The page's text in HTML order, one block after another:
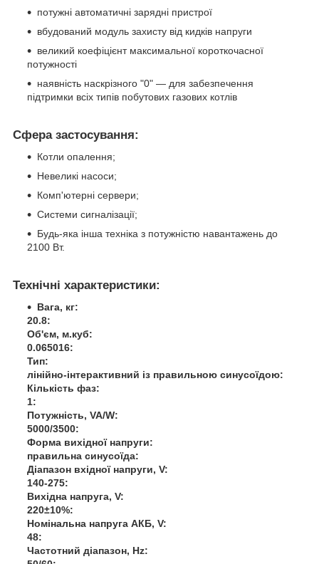
потужні автоматичні зарядні пристрої
вбудований модуль захисту від кидків напруги
великий коефіцієнт максимальної короткочасної
потужності
наявність наскрізного "0" — для забезпечення
підтримки всіх типів побутових газових котлів
Сфера застосування:
Котли опалення;
Невеликі насоси;
Комп'ютерні сервери;
Системи сигналізації;
Будь-яка інша техніка з потужністю навантажень до
2100 Вт.
Технічні характеристики:
Вага, кг:
20.8:
Об'єм, м.куб:
0.065016:
Тип:
лінійно-інтерактивний із правильною синусоїдою:
Кількість фаз:
1:
Потужність, VA/W:
5000/3500:
Форма вихідної напруги:
правильна синусоїда:
Діапазон вхідної напруги, V:
140-275:
Вихідна напруга, V:
220±10%:
Номінальна напруга АКБ, V:
48:
Частотний діапазон, Hz: